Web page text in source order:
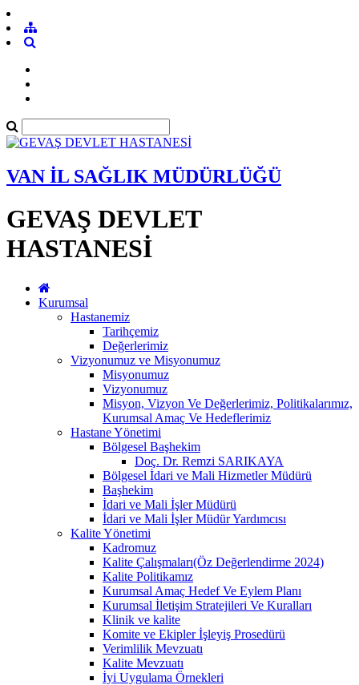
VAN İL SAĞLIK MÜDÜRLÜĞÜ
GEVAŞ DEVLET
HASTANESİ
Kurumsal
Hastanemiz
Tarihçemiz
Değerlerimiz
Vizyonumuz ve Misyonumuz
Misyonumuz
Vizyonumuz
Misyon, Vizyon Ve Değerlerimiz, Politikalarımız,
Kurumsal Amaç Ve Hedeflerimiz
Hastane Yönetimi
Bölgesel Başhekim
Doç. Dr. Remzi SARIKAYA
Bölgesel İdari ve Mali Hizmetler Müdürü
Başhekim
İdari ve Mali İşler Müdürü
İdari ve Mali İşler Müdür Yardımcısı
Kalite Yönetimi
Kadromuz
Kalite Çalışmaları(Öz Değerlendirme 2024)
Kalite Politikamız
Kurumsal Amaç Hedef Ve Eylem Planı
Kurumsal İletişim Stratejileri Ve Kuralları
Klinik ve kalite
Komite ve Ekipler İşleyiş Prosedürü
Verimlilik Mevzuatı
Kalite Mevzuatı
İyi Uygulama Örnekleri